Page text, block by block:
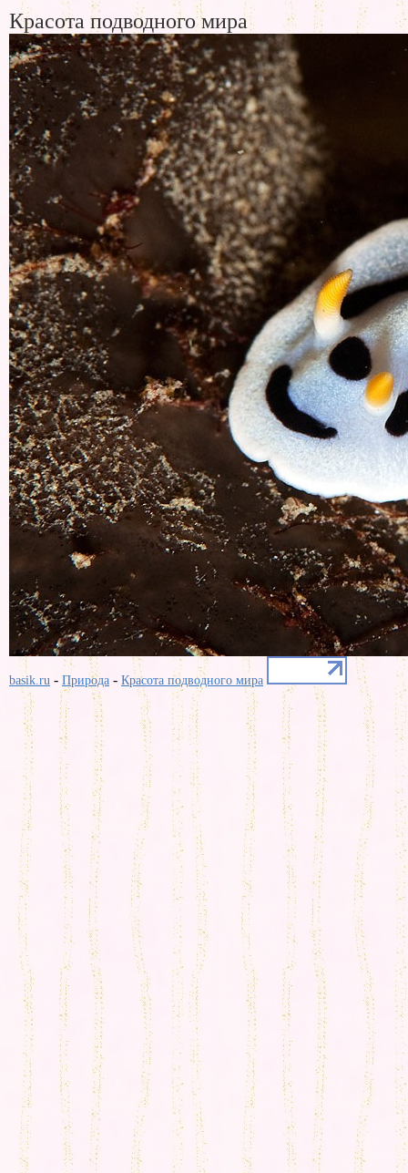
Красота подводного мира
basik.ru - Природа - Красота подводного мира